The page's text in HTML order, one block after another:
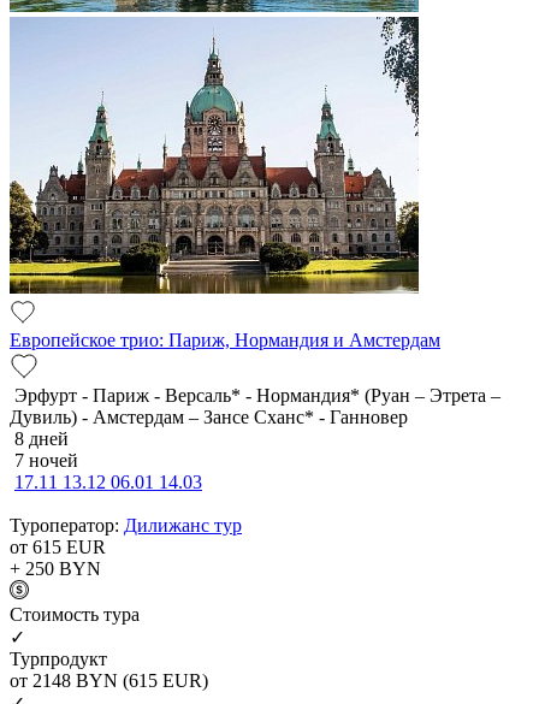
Европейское трио: Париж, Нормандия и Амстердам
Эрфурт - Париж - Версаль* - Нормандия* (Руан – Этрета –
Дувиль) - Амстердам – Зансе Сханс* - Ганновер
8 дней
7 ночей
17.11 13.12 06.01 14.03
Туроператор: Дилижанс тур
от 615 EUR
+ 250 BYN
Cтоимость тура
✓
Турпродукт
от 2148 BYN (615 EUR)